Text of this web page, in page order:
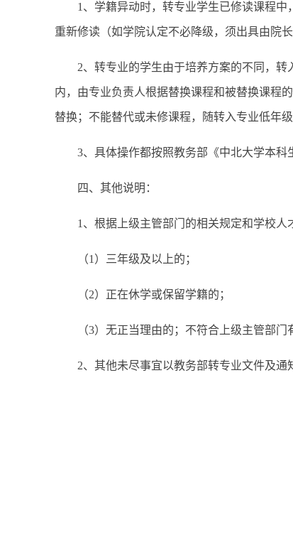
1、学籍异动时，转专业学生已修读课程
重新修读（如学院认定不必降级，须出具由院
2、转专业的学生由于培养方案的不同，
内，由专业负责人根据替换课程和被替换课程
替换；不能替代或未修课程，随转入专业低年
3、具体操作都按照教务部《中北大学本科
四、其他说明：
1、根据上级主管部门的相关规定和学校人
（1）三年级及以上的；
（2）正在休学或保留学籍的；
（3）无正当理由的；不符合上级主管部门
2、其他未尽事宜以教务部转专业文件及通